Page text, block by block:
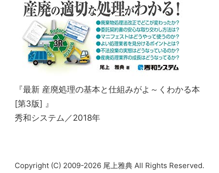
『最新 産廃処理の基本と仕組みがよ～くわかる本
[第3版] 』
秀和システム／2018年
Copyright (C) 2009-2026 尾上雅典 All Rights Reserved.